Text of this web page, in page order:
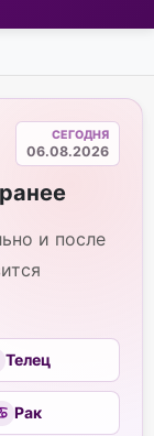
СЕГОДНЯ
06.08.2026
и после
Телец
Рак